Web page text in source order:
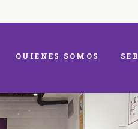
QUIENES SOMOS